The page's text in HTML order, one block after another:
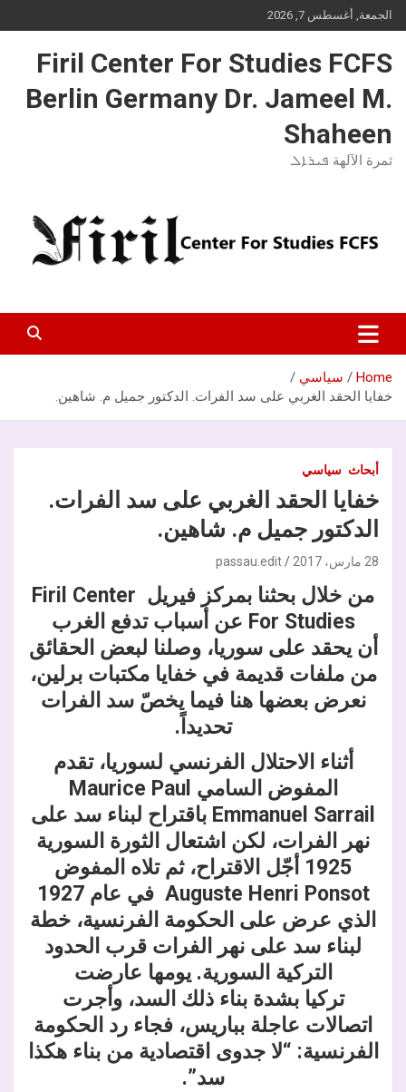
Skip
to
الجمعة, أغسطس 7, 2026
Firil Center For Studies FCFS
Berlin Germany Dr. Jameel M.
Shaheen
ثمرة الآلهة ܦܝܪܐܠ
Home
سياسي
خفايا الحقد الغربي على سد الفرات. الدكتور جميل م. شاهين.
أبحاث سياسي
خفايا الحقد الغربي على سد الفرات.
الدكتور جميل م. شاهين.
28 مارس، 2017 passau.edit
من خلال بحثنا بمركز فيريل Firil Center
For Studies عن أسباب تدفع الغرب
أن يحقد على سوريا، وصلنا لبعض الحقائق
من ملفات قديمة في خفايا مكتبات برلين،
نعرض بعضها هنا فيما يخصّ سد الفرات
تحديداً.
أثناء الاحتلال الفرنسي لسوريا، تقدم
المفوض السامي Maurice Paul
Emmanuel Sarrail باقتراح لبناء سد على
نهر الفرات، لكن اشتعال الثورة السورية
1925 أجّل الاقتراح، ثم تلاه المفوض
Auguste Henri Ponsot في عام 1927
الذي عرض على الحكومة الفرنسية، خطة
لبناء سد على نهر الفرات قرب الحدود
التركية السورية. يومها عارضت
تركيا بشدة بناء ذلك السد، وأجرت
اتصالات عاجلة بباريس، فجاء رد الحكومة
الفرنسية: “لا جدوى اقتصادية من بناء هكذا
سد”.